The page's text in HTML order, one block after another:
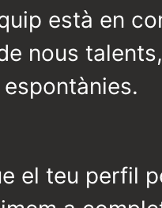
està en
nous
el teu perfil